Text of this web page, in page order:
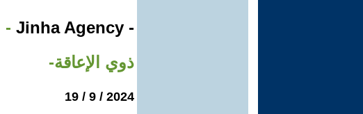
- Jinha Agency
-
ذوي الإعاقة-
2024 / 9 / 19